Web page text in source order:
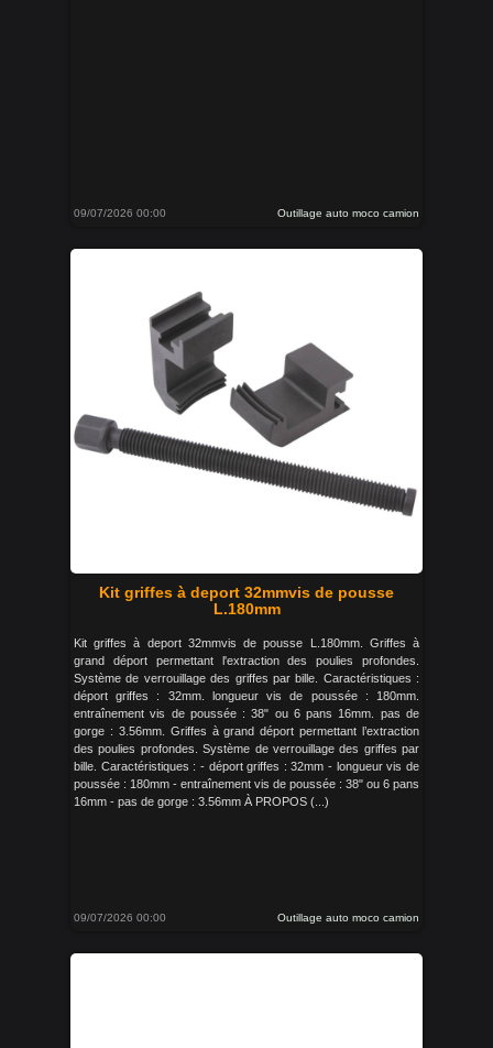
09/07/2026 00:00 Outillage auto moco camion
Kit griffes à deport 32mmvis de pousse
L.180mm
Kit griffes à deport 32mmvis de pousse L.180mm. Griffes à
grand déport permettant l'extraction des poulies profondes.
Système de verrouillage des griffes par bille. Caractéristiques :
déport griffes : 32mm. longueur vis de poussée : 180mm.
entraînement vis de poussée : 38" ou 6 pans 16mm. pas de
gorge : 3.56mm. Griffes à grand déport permettant l’extraction
des poulies profondes. Système de verrouillage des griffes par
bille. Caractéristiques : - déport griffes : 32mm - longueur vis de
poussée : 180mm - entraînement vis de poussée : 38" ou 6 pans
16mm - pas de gorge : 3.56mm À PROPOS (...)
09/07/2026 00:00 Outillage auto moco camion